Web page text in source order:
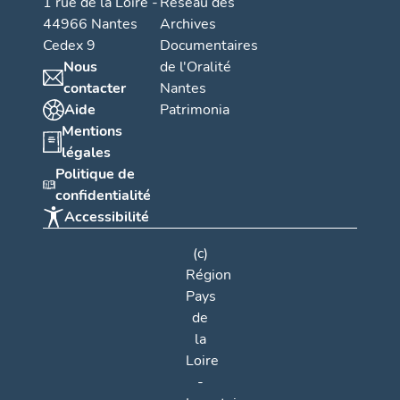
44966 Nantes
Cedex 9
Nous
contacter
Aide
Mentions
légales
Politique de
confidentialité
Accessibilité
Archives
Documentaires
de l'Oralité
Nantes
Patrimonia
(c)
Région
Pays
de
la
Loire
-